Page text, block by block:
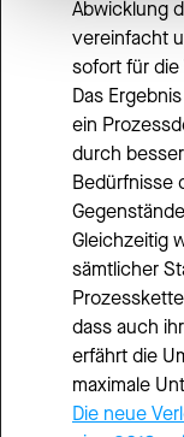
Abwicklung
vereinfacht
sofort für die
Das
ein
durch
Bedürfnisse
Gleichzeitig
sämtlicher
dass auch
erfährt die
maximale
Die neue